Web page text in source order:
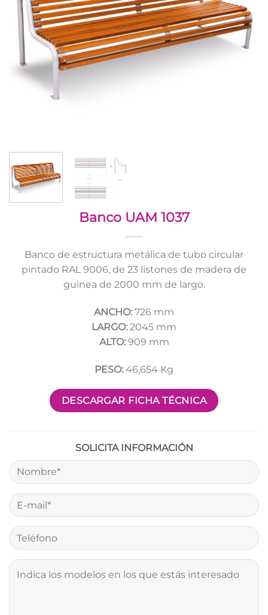
Banco UAM 1037
Banco de estructura metálica de tubo circular
pintado RAL 9006, de 23 listones de madera de
guinea de 2000 mm de largo.
ANCHO: 726 mm
LARGO: 2045 mm
ALTO: 909 mm
PESO: 46,654 Kg
DESCARGAR FICHA TÉCNICA
SOLICITA INFORMACIÓN